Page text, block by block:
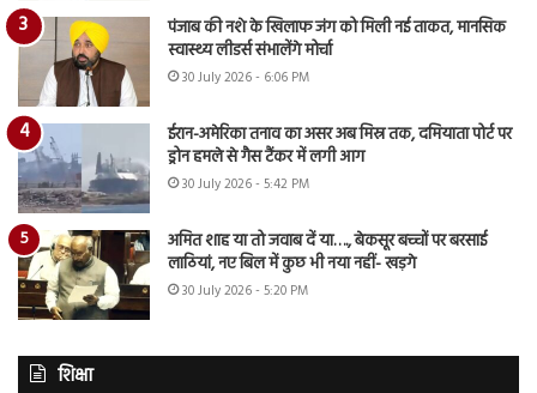
पंजाब की नशे के खिलाफ जंग को मिली नई ताकत, मानसिक
स्वास्थ्य लीडर्स संभालेंगे मोर्चा
30 July 2026 - 6:06 PM
ईरान-अमेरिका तनाव का असर अब मिस्र तक, दमियाता पोर्ट पर
ड्रोन हमले से गैस टैंकर में लगी आग
30 July 2026 - 5:42 PM
अमित शाह या तो जवाब दें या…., बेकसूर बच्चों पर बरसाई
लाठियां, नए बिल में कुछ भी नया नहीं- खड़गे
30 July 2026 - 5:20 PM
शिक्षा